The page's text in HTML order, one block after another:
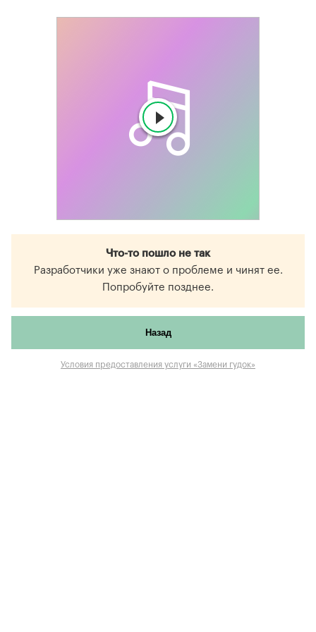
Что-то пошло не так
Разработчики уже знают о проблеме и чинят ее.
Попробуйте позднее.
Назад
Условия предоставления услуги «Замени гудок»